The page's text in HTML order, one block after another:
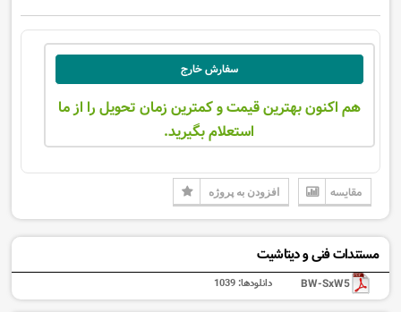
سفارش خارج
هم اکنون بهترین قیمت و کمترین زمان تحویل را از ما
استعلام بگیرید.
مقایسه افزودن به پروژه
مستندات فنی و دیتاشیت
BW-SxW5 دانلودها: 1039